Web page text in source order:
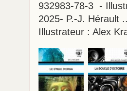
932983-78-3 -
2025- P.-J. Hérault
Illustrateur : Alex